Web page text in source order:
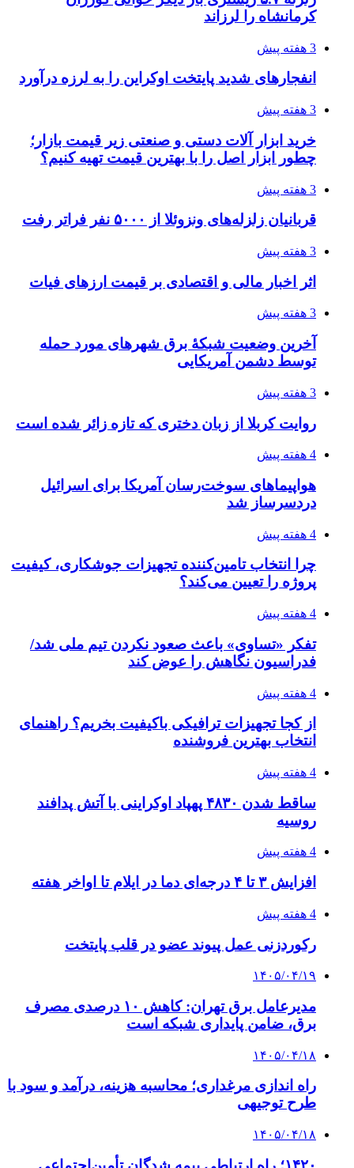
فدراسیون نگاهش را عوض کند
4 هفته پیش
از کجا تجهیزات ترافیکی باکیفیت بخریم؟ راهنمای
انتخاب بهترین فروشنده
4 هفته پیش
روسیه
رکوردزنی عمل پیوند عضو در قلب پایتخت
۱۴۰۵/۰۴/۱۹
راه اندازی مرغداری؛ محاسبه هزینه، درآمد و سود با
طرح توجیهی
۱۴۲۰؛ راه ارتباطی بیمه شدگان تأمین‌اجتماعی
۱۴۰۵/۰۴/۱۶
احتمال بازگشت نرخ حمل دریایی به قبل از جنگ
طی ۲ تا ۳ ماه آینده
۱۴۰۵/۰۴/۱۵
شکست شاگردان قهرمانی مقابل چین تایپه/ تلاش
برای عنوان یازدهمی
۱۴۰۵/۰۴/۱۵
عاشقانه، دارک رومنس و رمان بدون حذفیات
پیوندها
خرید بهترین قهوه | خرید قهوه | قهوه گرنیکا کافی
صندوق طلا
وام فوری
بازار و کسب و کار
3 هفته پیش
خرید ابزار آلات دستی و صنعتی زیر قیمت بازار؛
چطور ابزار اصل را با بهترین قیمت تهیه کنیم؟
4 هفته پیش
چرا انتخاب تامین‌کننده تجهیزات جوشکاری، کیفیت
پروژه را تعیین می‌کند؟
4 هفته پیش
از کجا تجهیزات ترافیکی باکیفیت بخریم؟ راهنمای
انتخاب بهترین فروشنده